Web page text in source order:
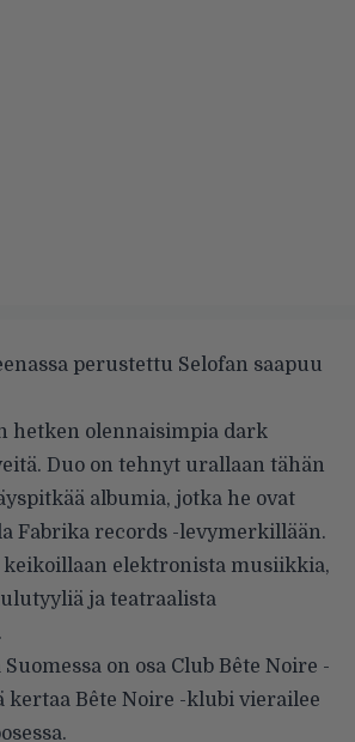
perustettu Selofan saapuu
hetken olennaisimpia dark
Duo on tehnyt urallaan tähän
albumia, jotka he ovat
Fabrika records -levymerkillään.
keikoillaan elektronista musiikkia,
ja teatraalista
on osa Club Bête Noire -
kertaa Bête Noire -klubi vierailee